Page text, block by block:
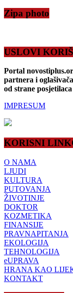
Zipa photo
USLOVI
Portal
partnera i
od strane
IMPRESUM
KORISNI
O NAMA
LJUDI
KULTURA
PUTOVANJA
ŽIVOTINJE
DOKTOR
KOZMETIKA
FINANSIJE
PRAVNAPITANJA
EKOLOGIJA
TEHNOLOGIJA
eUPRAVA
HRANA KAO
KONTAKT